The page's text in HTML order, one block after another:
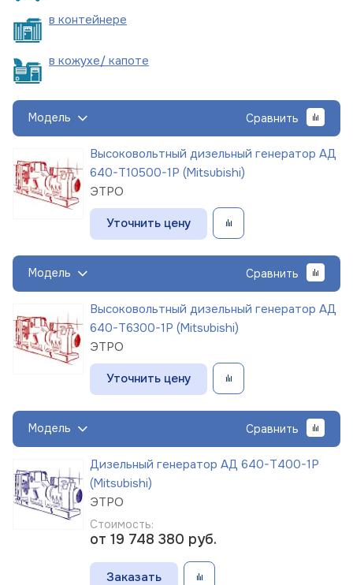
в контейнере
в кожухе/ капоте
Модель Сравнить
Высоковольтный дизельный генератор АД
640-Т10500-1Р (Mitsubishi)
ЭТРО
Уточнить цену
Модель Сравнить
Высоковольтный дизельный генератор АД
640-Т6300-1Р (Mitsubishi)
ЭТРО
Уточнить цену
Модель Сравнить
Дизельный генератор АД 640-Т400-1Р
(Mitsubishi)
ЭТРО
Стоимость:
от 19 748 380 руб.
Заказать